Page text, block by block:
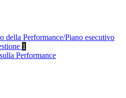
della Performance/Piano esecutivo
1
Performance